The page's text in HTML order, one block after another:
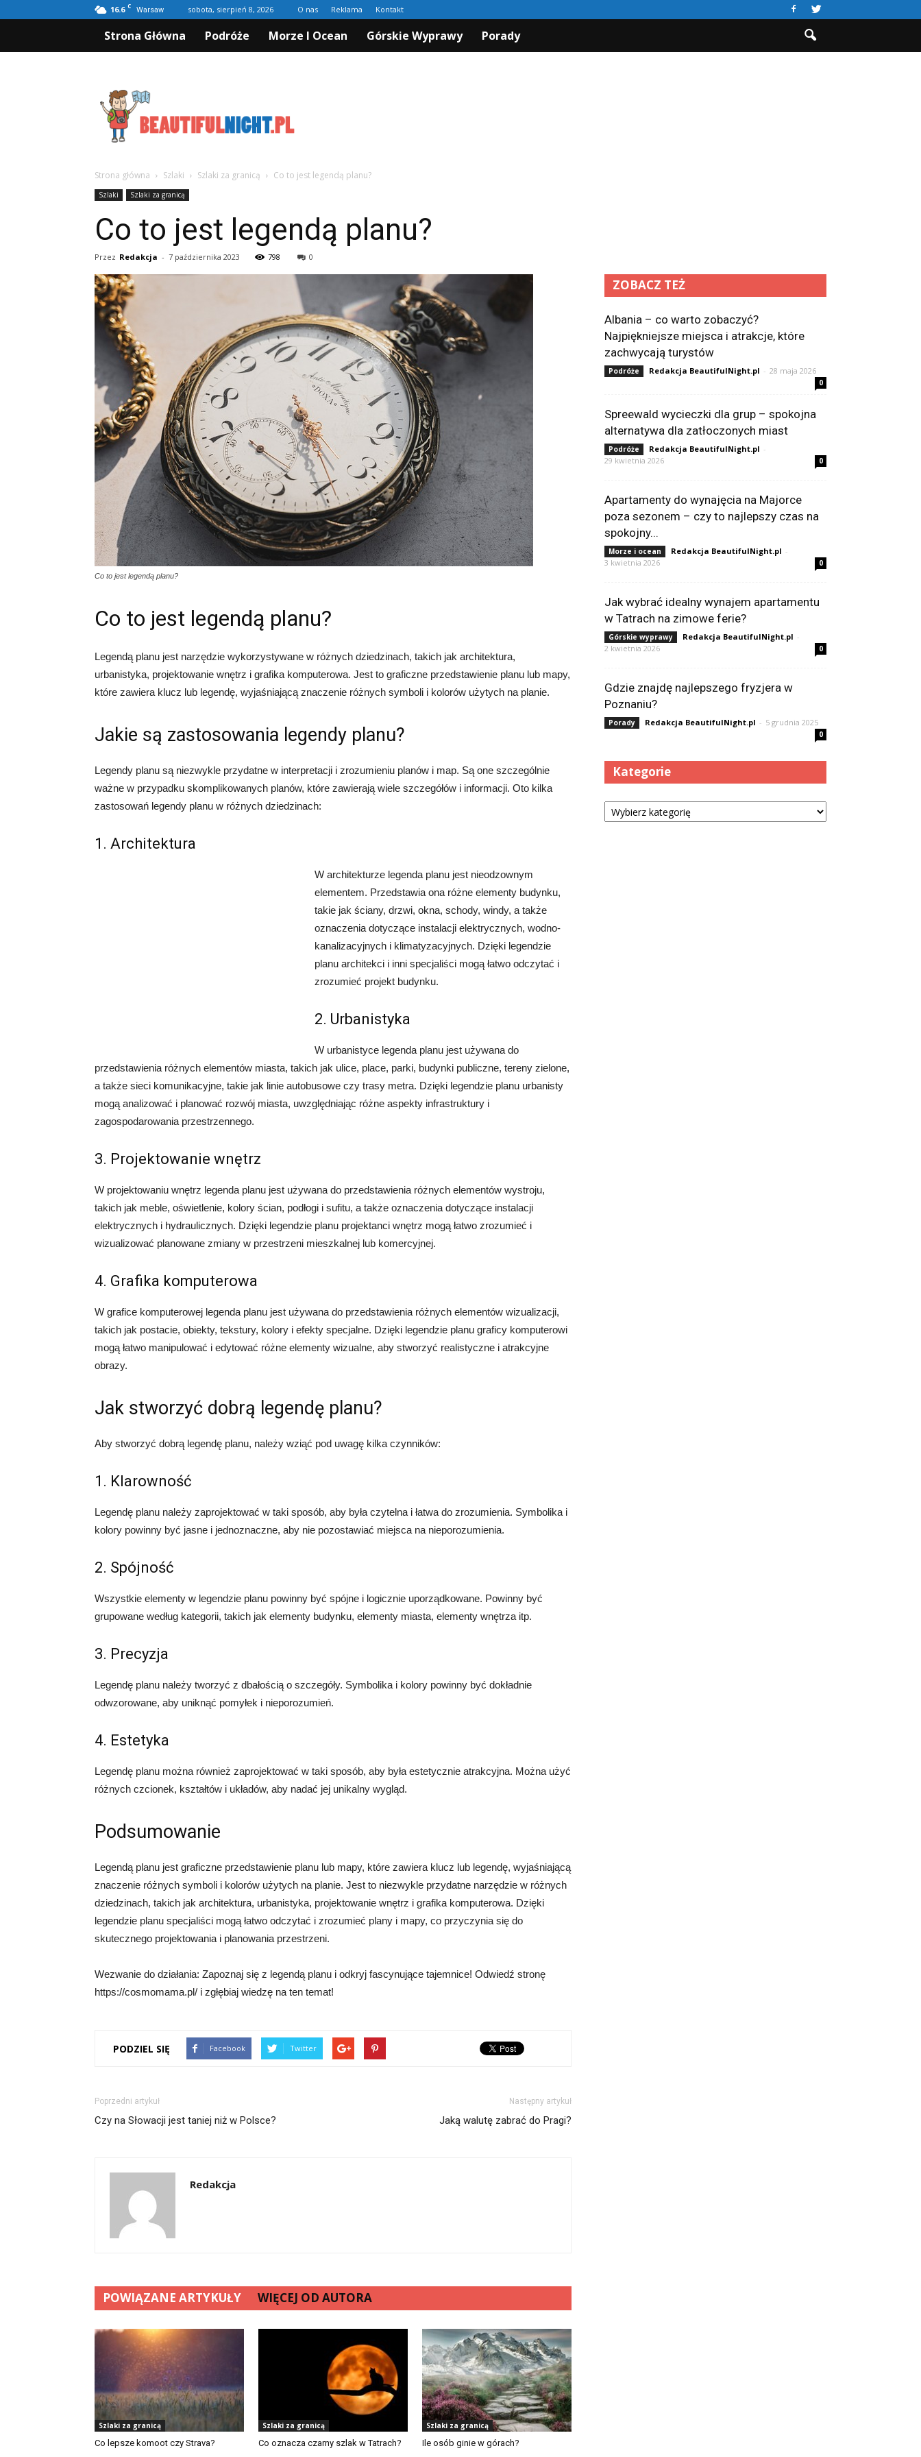
16.6 C Warsaw sobota, sierpień 8, 2026 O nas Reklama Kontakt
Strona Główna Podróże Morze I Ocean Górskie Wyprawy Porady
Strona główna Szlaki Szlaki za granicą Co to jest legendą planu?
Szlaki Szlaki za granicą
Co to jest legendą planu?
Przez Redakcja - 7 października 2023 798 0
Co to jest legendą planu?
Co to jest legendą planu?
Legendą planu jest narzędzie wykorzystywane w różnych dziedzinach, takich jak architektura,
urbanistyka, projektowanie wnętrz i grafika komputerowa. Jest to graficzne przedstawienie planu lub mapy,
które zawiera klucz lub legendę, wyjaśniającą znaczenie różnych symboli i kolorów użytych na planie.
Jakie są zastosowania legendy planu?
Legendy planu są niezwykle przydatne w interpretacji i zrozumieniu planów i map. Są one szczególnie
ważne w przypadku skomplikowanych planów, które zawierają wiele szczegółów i informacji. Oto kilka
zastosowań legendy planu w różnych dziedzinach:
1. Architektura
W architekturze legenda planu jest nieodzownym
elementem. Przedstawia ona różne elementy budynku,
takie jak ściany, drzwi, okna, schody, windy, a także
oznaczenia dotyczące instalacji elektrycznych, wodno-
kanalizacyjnych i klimatyzacyjnych. Dzięki legendzie
planu architekci i inni specjaliści mogą łatwo odczytać i
zrozumieć projekt budynku.
2. Urbanistyka
W urbanistyce legenda planu jest używana do
przedstawienia różnych elementów miasta, takich jak ulice, place, parki, budynki publiczne, tereny zielone,
a także sieci komunikacyjne, takie jak linie autobusowe czy trasy metra. Dzięki legendzie planu urbanisty
mogą analizować i planować rozwój miasta, uwzględniając różne aspekty infrastruktury i
zagospodarowania przestrzennego.
3. Projektowanie wnętrz
W projektowaniu wnętrz legenda planu jest używana do przedstawienia różnych elementów wystroju,
takich jak meble, oświetlenie, kolory ścian, podłogi i sufitu, a także oznaczenia dotyczące instalacji
elektrycznych i hydraulicznych. Dzięki legendzie planu projektanci wnętrz mogą łatwo zrozumieć i
wizualizować planowane zmiany w przestrzeni mieszkalnej lub komercyjnej.
4. Grafika komputerowa
W grafice komputerowej legenda planu jest używana do przedstawienia różnych elementów wizualizacji,
takich jak postacie, obiekty, tekstury, kolory i efekty specjalne. Dzięki legendzie planu graficy komputerowi
mogą łatwo manipulować i edytować różne elementy wizualne, aby stworzyć realistyczne i atrakcyjne
obrazy.
Jak stworzyć dobrą legendę planu?
Aby stworzyć dobrą legendę planu, należy wziąć pod uwagę kilka czynników:
1. Klarowność
Legendę planu należy zaprojektować w taki sposób, aby była czytelna i łatwa do zrozumienia. Symbolika i
kolory powinny być jasne i jednoznaczne, aby nie pozostawiać miejsca na nieporozumienia.
2. Spójność
Wszystkie elementy w legendzie planu powinny być spójne i logicznie uporządkowane. Powinny być
grupowane według kategorii, takich jak elementy budynku, elementy miasta, elementy wnętrza itp.
3. Precyzja
Legendę planu należy tworzyć z dbałością o szczegóły. Symbolika i kolory powinny być dokładnie
odwzorowane, aby uniknąć pomyłek i nieporozumień.
4. Estetyka
Legendę planu można również zaprojektować w taki sposób, aby była estetycznie atrakcyjna. Można użyć
różnych czcionek, kształtów i układów, aby nadać jej unikalny wygląd.
Podsumowanie
Legendą planu jest graficzne przedstawienie planu lub mapy, które zawiera klucz lub legendę, wyjaśniającą
znaczenie różnych symboli i kolorów użytych na planie. Jest to niezwykle przydatne narzędzie w różnych
dziedzinach, takich jak architektura, urbanistyka, projektowanie wnętrz i grafika komputerowa. Dzięki
legendzie planu specjaliści mogą łatwo odczytać i zrozumieć plany i mapy, co przyczynia się do
skutecznego projektowania i planowania przestrzeni.
Wezwanie do działania: Zapoznaj się z legendą planu i odkryj fascynujące tajemnice! Odwiedź stronę
https://cosmomama.pl/ i zgłębiaj wiedzę na ten temat!
PODZIEL SIĘ Facebook Twitter
Poprzedni artykuł
Czy na Słowacji jest taniej niż w Polsce?
Następny artykuł
Jaką walutę zabrać do Pragi?
Redakcja
POWIĄZANE ARTYKUŁY WIĘCEJ OD AUTORA
Szlaki za granicą
Co lepsze komoot czy Strava?
Szlaki za granicą
Co oznacza czarny szlak w Tatrach?
Szlaki za granicą
Ile osób ginie w górach?
ZOBACZ TEŻ
Albania – co warto zobaczyć?
Najpiękniejsze miejsca i atrakcje, które
zachwycają turystów
Podróże Redakcja BeautifulNight.pl - 28 maja 2026
0
Spreewald wycieczki dla grup – spokojna
alternatywa dla zatłoczonych miast
Podróże Redakcja BeautifulNight.pl -
29 kwietnia 2026
0
Apartamenty do wynajęcia na Majorce
poza sezonem – czy to najlepszy czas na
spokojny...
Morze i ocean Redakcja BeautifulNight.pl -
3 kwietnia 2026
0
Jak wybrać idealny wynajem apartamentu
w Tatrach na zimowe ferie?
Górskie wyprawy Redakcja BeautifulNight.pl -
2 kwietnia 2026
0
Gdzie znajdę najlepszego fryzjera w
Poznaniu?
Porady Redakcja BeautifulNight.pl - 5 grudnia 2025
0
Kategorie
Kategorie